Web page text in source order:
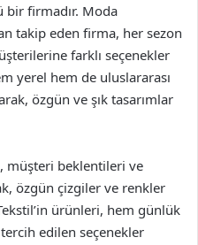
bir firmadır. Moda
takip eden firma, her sezon
farklı seçenekler
yerel hem de uluslararası
özgün ve şık tasarımlar
müşteri beklentileri ve
özgün çizgiler ve renkler
ürünleri, hem günlük
edilen seçenekler